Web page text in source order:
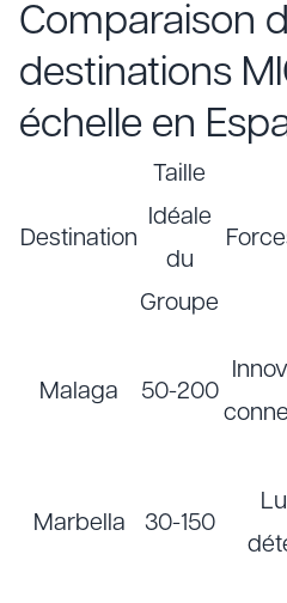
Comparaison
destinations
échelle en
Destination
Taille
Idéale
du
Groupe
Malaga 50-200
Marbella 30-150